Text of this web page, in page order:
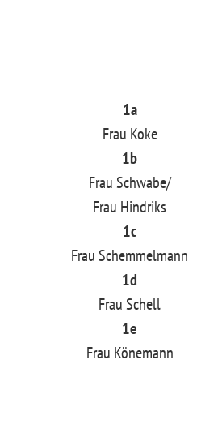
1a
Frau Koke
1b
Frau Schwabe/
Frau Hindriks
1c
Frau Schemmelmann
1d
Frau Schell
1e
Frau Könemann